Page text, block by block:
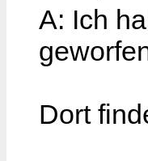
A: Ich
Dort